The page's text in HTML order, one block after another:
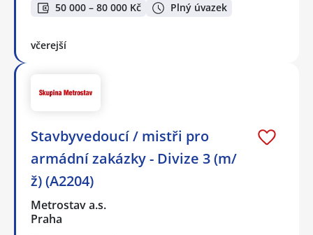
50 000 – 80 000 Kč Plný úvazek
včerejší
Stavbyvedoucí / mistři pro
armádní zakázky - Divize 3 (m/
ž) (A2204)
Metrostav a.s.
Praha